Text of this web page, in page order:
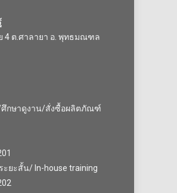
4 ต.ศาลายา อ. พุทธมณฑล
ศึกษาดูงาน/สั่งซื้อผลิตภัณฑ์
ยะสั้น/ In-house training